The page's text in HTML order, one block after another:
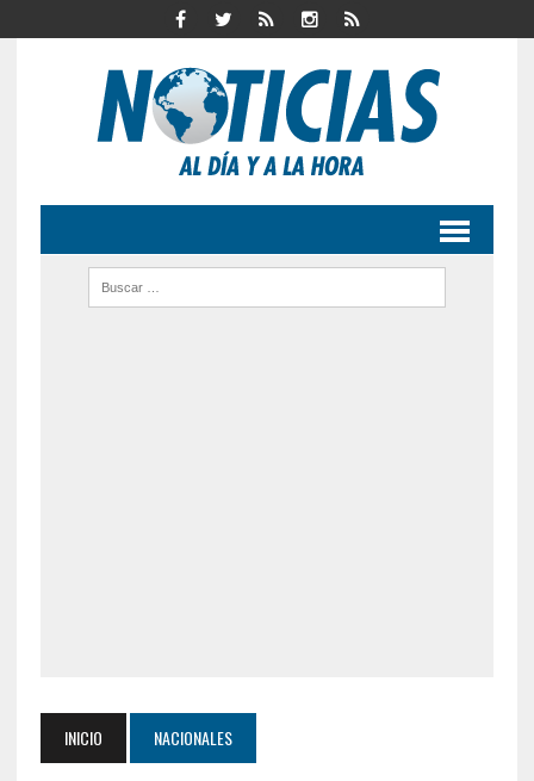
INICIO NACIONALES